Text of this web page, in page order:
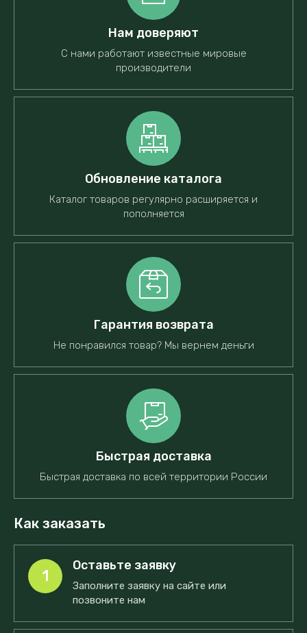
Нам доверяют
С нами работают известные мировые
производители
Обновление каталога
Каталог товаров регулярно расширяется и
пополняется
Гарантия возврата
Не понравился товар? Мы вернем деньги
Быстрая доставка
Быстрая доставка по всей территории России
Как заказать
1
Оставьте заявку
Заполните заявку на сайте или
позвоните нам